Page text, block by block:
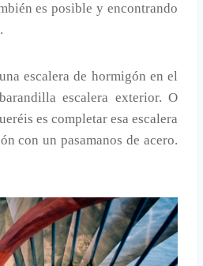
es posible y encontrando
escalera de hormigón en el
escalera exterior. O
es completar esa escalera
con un pasamanos de acero.